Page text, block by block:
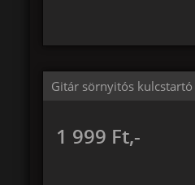
Gitár sörnyitós kulcstartó
1 999 Ft,-